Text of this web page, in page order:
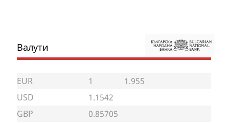
Валути
EUR 1
1.955
USD
1.1542
GBP
0.85705